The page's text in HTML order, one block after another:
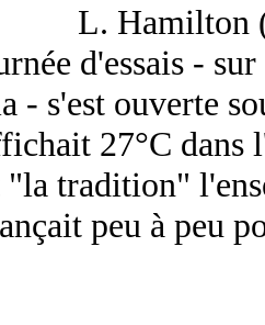
L. Hamilton
d'essais -
- s'est ouverte
27°C dans
tradition"
peu à peu